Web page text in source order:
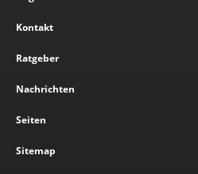
Kontakt
Ratgeber
Nachrichten
Seiten
Sitemap